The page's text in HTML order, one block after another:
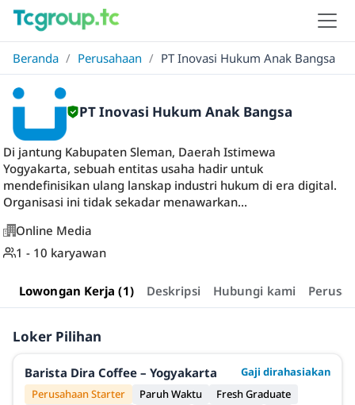
Beranda / Perusahaan / PT Inovasi Hukum Anak Bangsa
PT Inovasi Hukum Anak Bangsa
Di jantung Kabupaten Sleman, Daerah Istimewa
Yogyakarta, sebuah entitas usaha hadir untuk
mendefinisikan ulang lanskap industri hukum di era digital.
Organisasi ini tidak sekadar menawarkan...
Online Media
1 - 10 karyawan
Lowongan Kerja (1) Deskripsi Hubungi kami
Loker Pilihan
Barista Dira Coffee – Yogyakarta
Gaji dirahasiakan
Perusahaan Starter
Paruh Waktu
Fresh Graduate